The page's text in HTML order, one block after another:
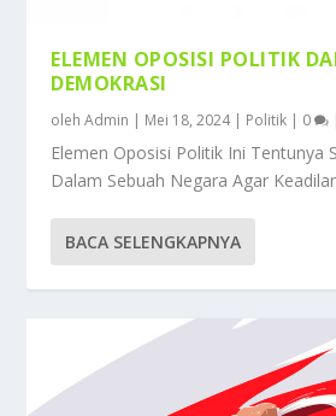
ELEMEN OPOSISI POLITIK
DEMOKRASI
olehAdmin | Mei 18, 2024| Politik | 0
Elemen Oposisi Politik Ini Tentunya
Dalam Sebuah Negara Agar
BACA SELENGKAPNYA